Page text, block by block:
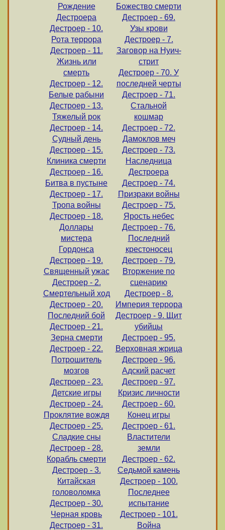
Рождение
Дестроера
Дестроер - 10.
Рота террора
Дестроер - 11.
Жизнь или
смерть
Дестроер - 12.
Белые рабыни
Дестроер - 13.
Тяжелый рок
Дестроер - 14.
Судный день
Дестроер - 15.
Клиника смерти
Дестроер - 16.
Битва в пустыне
Дестроер - 17.
Тропа войны
Дестроер - 18.
Доллары
мистера
Гордонса
Дестроер - 19.
Священный ужас
Дестроер - 2.
Смертельный ход
Дестроер - 20.
Последний бой
Дестроер - 21.
Зерна смерти
Дестроер - 22.
Потрошитель
мозгов
Дестроер - 23.
Детские игры
Дестроер - 24.
Проклятие вождя
Дестроер - 25.
Сладкие сны
Дестроер - 28.
Корабль смерти
Дестроер - 3.
Китайская
головоломка
Дестроер - 30.
Черная кровь
Дестроер - 31.
Божество смерти
Дестроер - 69.
Узы крови
Дестроер - 7.
Заговор на Нуич-
стрит
Дестроер - 70. У
последней черты
Дестроер - 71.
Стальной
кошмар
Дестроер - 72.
Дамоклов меч
Дестроер - 73.
Наследница
Дестроера
Дестроер - 74.
Призраки войны
Дестроер - 75.
Ярость небес
Дестроер - 76.
Последний
крестоносец
Дестроер - 79.
Вторжение по
сценарию
Дестроер - 8.
Империя террора
Дестроер - 9. Щит
убийцы
Дестроер - 95.
Верховная жрица
Дестроер - 96.
Адский расчет
Дестроер - 97.
Кризис личности
Дестроер - 60.
Конец игры
Дестроер - 61.
Властители
земли
Дестроер - 62.
Седьмой камень
Дестроер - 100.
Последнее
испытание
Дестроер - 101.
Война